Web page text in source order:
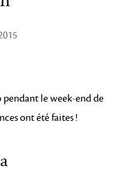
pendant le week-end de
ont été faites !